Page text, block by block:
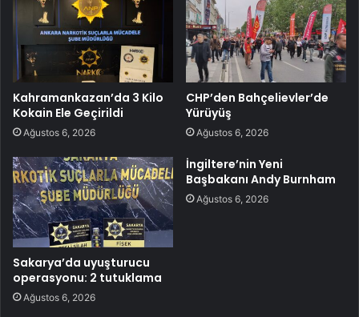
Kahramankazan’da 3 Kilo
Kokain Ele Geçirildi
Ağustos 6, 2026
CHP’den Bahçelievler’de
Yürüyüş
Ağustos 6, 2026
Sakarya’da uyuşturucu
operasyonu: 2 tutuklama
Ağustos 6, 2026
İngiltere’nin Yeni
Başbakanı Andy Burnham
Ağustos 6, 2026